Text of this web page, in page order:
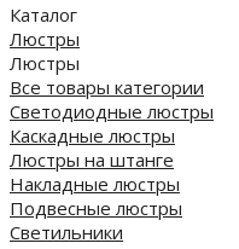
Каталог
Люстры
Люстры
Все товары категории
Светодиодные люстры
Каскадные люстры
Люстры на штанге
Накладные люстры
Подвесные люстры
Светильники